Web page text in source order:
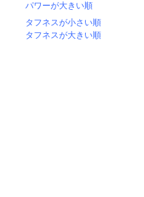
パワーが大きい順
タフネスが小さい順
タフネスが大きい順